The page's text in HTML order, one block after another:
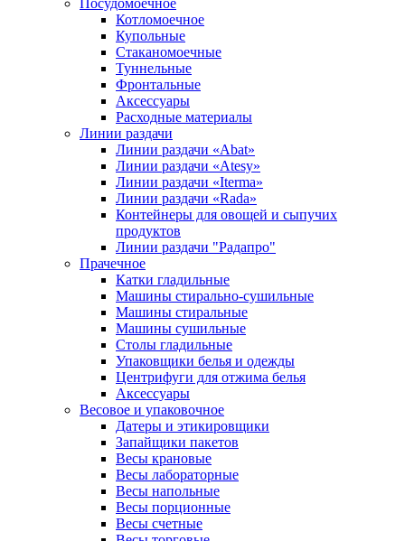
Посудомоечное
Котломоечное
Купольные
Стаканомоечные
Туннельные
Фронтальные
Аксессуары
Расходные материалы
Линии раздачи
Линии раздачи «Abat»
Линии раздачи «Atesy»
Линии раздачи «Iterma»
Линии раздачи «Rada»
Контейнеры для овощей и сыпучих
продуктов
Линии раздачи "Радапро"
Прачечное
Катки гладильные
Машины стирально-сушильные
Машины стиральные
Машины сушильные
Столы гладильные
Упаковщики белья и одежды
Центрифуги для отжима белья
Аксессуары
Весовое и упаковочное
Датеры и этикировщики
Запайщики пакетов
Весы крановые
Весы лабораторные
Весы напольные
Весы порционные
Весы счетные